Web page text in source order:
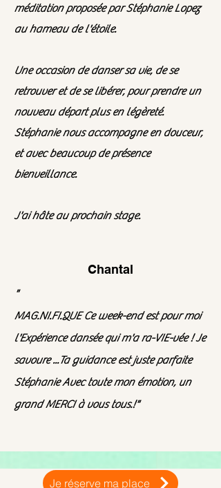
méditation proposée par Stéphanie Lopez
au hameau de l'étoile.
Une occasion de danser sa vie, de se
retrouver et de se libérer, pour prendre un
nouveau départ plus en légèreté.
Stéphanie nous accompagne en douceur,
et avec beaucoup de présence
bienveillance.
J'ai hâte au prochain stage.
Chantal
"
MAG.NI.FI.QUE Ce week-end est pour moi
l'Expérience dansée qui m'a ra-VIE-vée ! Je
savoure ...Ta guidance est juste parfaite
Stéphanie Avec toute mon émotion, un
grand MERCI à vous tous.!"
Je réserve ma place